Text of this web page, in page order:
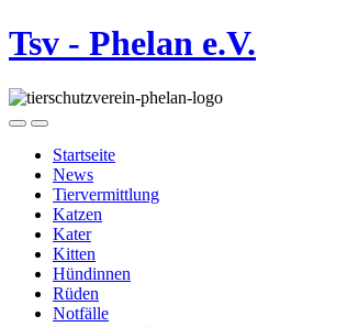
Tsv - Phelan e.V.
Startseite
News
Tiervermittlung
Katzen
Kater
Kitten
Hündinnen
Rüden
Notfälle